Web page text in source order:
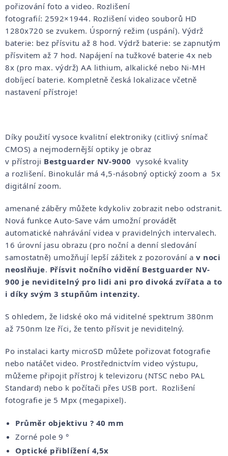
pořizování foto a video. Rozlišení
fotografií: 2592×1944. Rozlišení video souborů HD
1280x720 se zvukem. Úsporný režim (uspání). Výdrž
baterie: bez přísvitu až 8 hod. Výdrž baterie: se zapnutým
přísvitem až 7 hod. Napájení na tužkové baterie 4x neb
8x (pro max. výdrž) AA lithium, alkalické nebo Ni-MH
dobíjecí baterie. Kompletně česká lokalizace včetně
nastavení přístroje!
Díky použití vysoce kvalitní elektroniky (citlivý snímač
CMOS) a nejmodernější optiky je obraz
v přístroji Bestguarder NV-9000 vysoké kvality
a rozlišení. Binokulár má 4,5-násobný optický zoom a 5x
digitální zoom.
amenané záběry můžete kdykoliv zobrazit nebo odstranit.
Nová funkce Auto-Save vám umožní provádět
automatické nahrávání videa v pravidelných intervalech.
16 úrovní jasu obrazu (pro noční a denní sledování
samostatně) umožňují lepší zážitek z pozorování a v noci
neoslňuje. Přísvit nočního vidění Bestguarder NV-
900 je neviditelný pro lidi ani pro divoká zvířata a to
i díky svým 3 stupňům intenzity.
S ohledem, že lidské oko má viditelné spektrum 380nm
až 750nm lze říci, že tento přísvit je neviditelný.
Po instalaci karty microSD můžete pořizovat fotografie
nebo natáčet video. Prostřednictvím video výstupu,
můžeme připojit přístroj k televizoru (NTSC nebo PAL
Standard) nebo k počítači přes USB port. Rozlišení
fotografie je 5 Mpx (megapixel).
Průměr objektivu ? 40 mm
Zorné pole 9 °
Optické přiblížení 4,5x